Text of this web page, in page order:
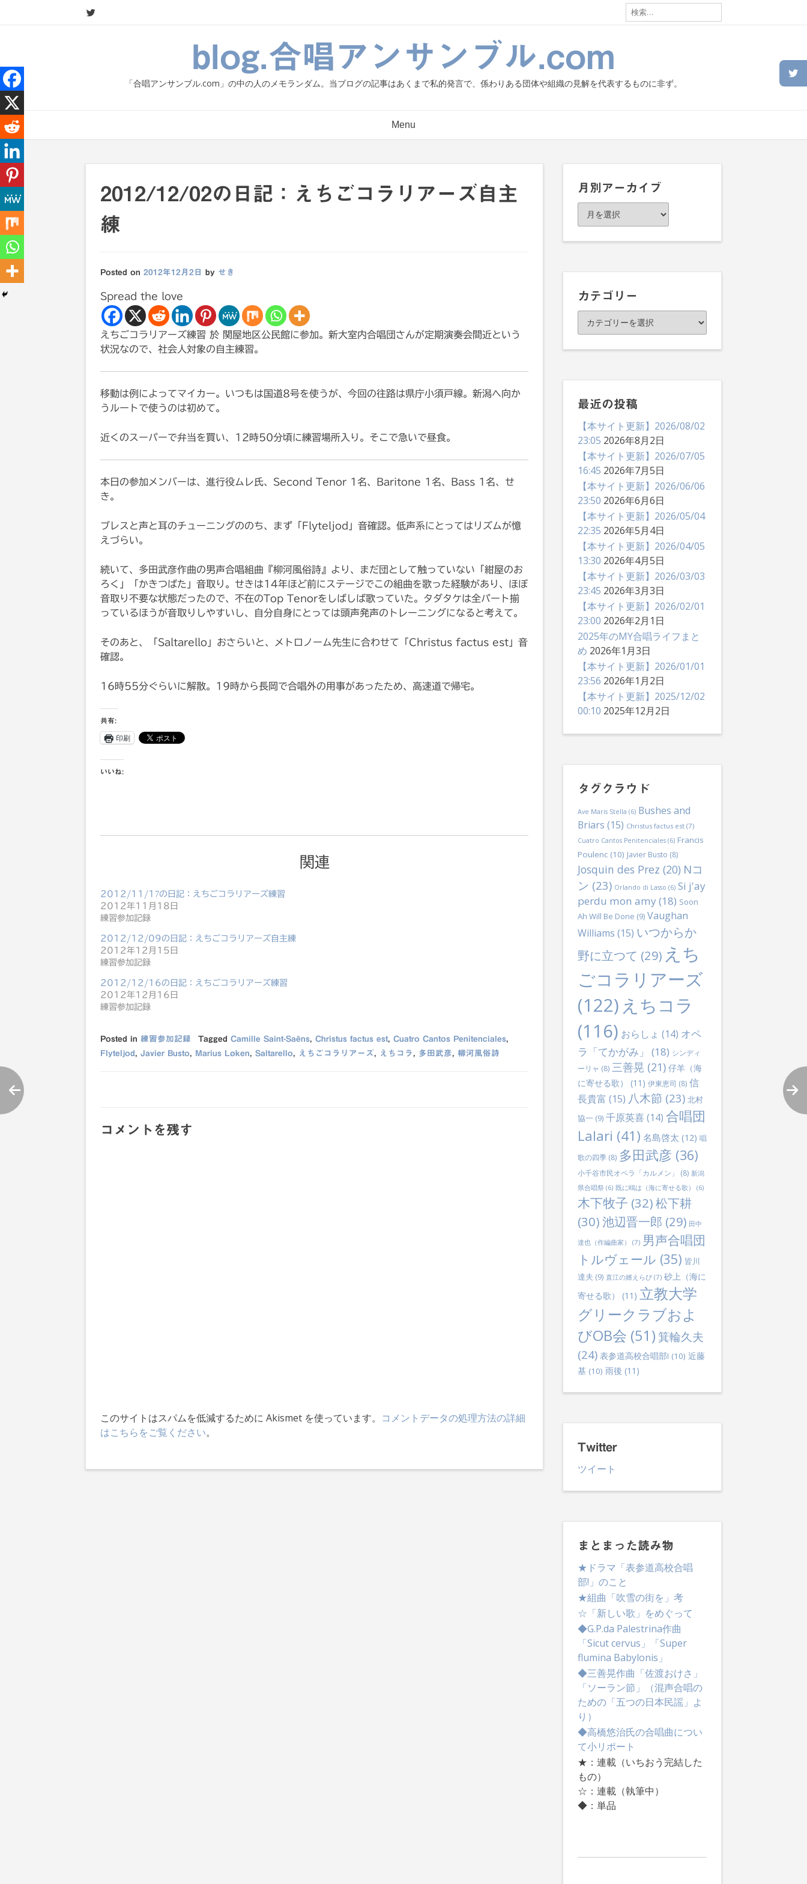
検
索:
blog.合唱アンサンブル.com
「合唱アンサンブル.com」の中の人のメモランダム。当ブログの記事はあくまで私的発言で、係わりある団体や組織の見解を代表するものに非ず。
Menu
2012/12/02の日記：えちごコラリアーズ自主
練
Posted on 2012年12月2日 by せき
Spread the love
えちごコラリアーズ練習 於 関屋地区公民館に参加。新大室内合唱団さんが定期演奏会間近という
状況なので、社会人対象の自主練習。
移動は例によってマイカー。いつもは国道8号を使うが、今回の往路は県庁小須戸線。新潟へ向か
うルートで使うのは初めて。
近くのスーパーで弁当を買い、12時50分頃に練習場所入り。そこで急いで昼食。
本日の参加メンバーは、進行役ムレ氏、Second Tenor 1名、Baritone 1名、Bass 1名、せ
き。
ブレスと声と耳のチューニングののち、まず「Flyteljod」音確認。低声系にとってはリズムが憶
えづらい。
続いて、多田武彦作曲の男声合唱組曲『柳河風俗詩』より、まだ団として触っていない「紺屋のお
ろく」「かきつばた」音取り。せきは14年ほど前にステージでこの組曲を歌った経験があり、ほぼ
音取り不要な状態だったので、不在のTop Tenorをしばしば歌っていた。タダタケは全パート揃
っているほうが音取りしやすいし、自分自身にとっては頭声発声のトレーニングになると考えて。
そのあと、「Saltarello」おさらいと、メトロノーム先生に合わせて「Christus factus est」音
確認。
16時55分ぐらいに解散。19時から長岡で合唱外の用事があったため、高速道で帰宅。
共有:
印刷
いいね:
関連
2012/11/17の日記：えちごコラリアーズ練習
2012年11月18日
練習参加記録
2012/12/09の日記：えちごコラリアーズ自主練
2012年12月15日
練習参加記録
2012/12/16の日記：えちごコラリアーズ練習
2012年12月16日
練習参加記録
Posted in 練習参加記録 Tagged Camille Saint-Saëns, Christus factus est, Cuatro Cantos Penitenciales,
Flyteljod, Javier Busto, Marius Løken, Saltarello, えちごコラリアーズ, えちコラ, 多田武彦, 柳河風俗詩
ナ
コメントを残す
Alternative:
このサイトはスパムを低減するために Akismet を使っています。 コメントデータの処理方法の詳細
はこちらをご覧ください。
月別アーカイブ
別
ア
ブ
カテゴリー
テ
ゴ
最近の投稿
【本サイト更新】2026/08/02
23:05 2026年8月2日
【本サイト更新】2026/07/05
16:45 2026年7月5日
【本サイト更新】2026/06/06
23:50 2026年6月6日
【本サイト更新】2026/05/04
22:35 2026年5月4日
【本サイト更新】2026/04/05
13:30 2026年4月5日
【本サイト更新】2026/03/03
23:45 2026年3月3日
【本サイト更新】2026/02/01
23:00 2026年2月1日
2025年のMY合唱ライフまと
め 2026年1月3日
【本サイト更新】2026/01/01
23:56 2026年1月2日
【本サイト更新】2025/12/02
00:10 2025年12月2日
タグクラウド
Ave Maris Stella (6) Bushes and
Briars (15) Christus factus est(7)
Cuatro Cantos Penitenciales(6) Francis
Poulenc(10) Javier Busto (8)
Josquin des Prez (20) Nコ
ン (23) Orlando di Lasso (6) Si j'ay
perdu mon amy(18) Soon
Ah Will Be Done (9) Vaughan
Williams (15) いつからか
野に立つて (29) えち
ごコラリアーズ
(122) えちコラ
(116) おらしょ (14) オペ
ラ「てかがみ」
(18) シンディ
ーリャ (8) 三善晃 (21) 仔羊（海
に寄せる歌）
(11) 伊東恵司 (8) 信
長貴富 (15) 八木節 (23) 北村
協一 (9) 千原英喜(14) 合唱団
Lalari (41) 名島啓太 (12) 唱
歌の四季(8) 多田武彦 (36)
小千谷市民オペラ「カルメン」 (8) 新潟
県合唱祭(6) 既に鴎は（海に寄せる歌） (6)
木下牧子 (32)松下耕
(30)池辺晋一郎 (29) 田中
達也（作編曲家） (7) 男声合唱団
トルヴェール (35) 皆川
達夫 (9) 直江の婿えらび(7) 砂上（海に
寄せる歌）
(11) 立教大学
グリークラブおよ
びOB会 (51) 箕輪久夫
(24) 表参道高校合唱部! (10) 近藤
基 (10) 雨後 (11)
Twitter
ツイート
まとまった読み物
★ドラマ「表参道高校合唱
部!」のこと
★組曲「吹雪の街を」考
☆「新しい歌」をめぐって
◆G.P.da Palestrina作曲
「Sicut cervus」「Super
flumina Babylonis」
◆三善晃作曲「佐渡おけさ」
「ソーラン節」（混声合唱の
ための「五つの日本民謡」よ
り）
◆高橋悠治氏の合唱曲につい
て小リポート
★：連載（いちおう完結した
もの）
☆：連載（執筆中）
◆：単品